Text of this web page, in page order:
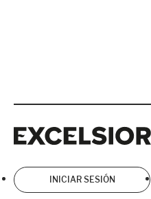
INICIAR SESIÓN